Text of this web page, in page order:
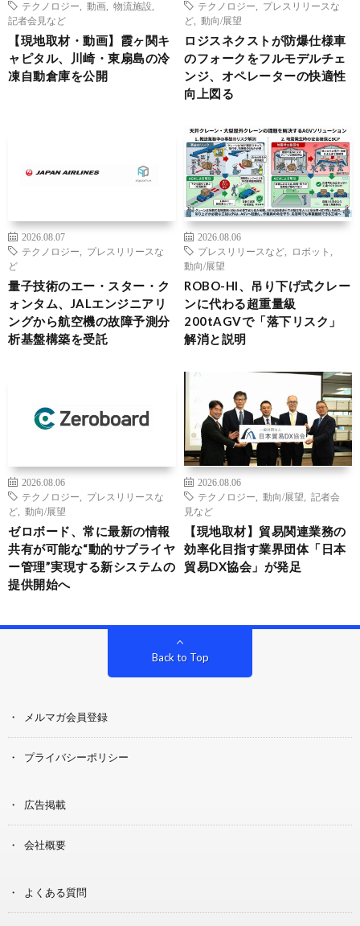
テクノロジー
動画 物流施設
記者会見など
【現地取材・動画】霞ヶ関キ
ャピタル、川崎・東扇島の冷
凍自動倉庫を公開
テクノロジー
プレスリリースな
ど
動向/展望
ロジスネクストが防爆仕様車
のフォークをフルモデルチェ
ンジ、オペレーターの快適性
向上図る
2026.08.07
テクノロジー
プレスリリースな
ど
量子技術のエー・スター・ク
ォンタム、JALエンジニアリ
ングから航空機の故障予測分
析基盤構築を受託
2026.08.06
プレスリリースなど
ロボット
動向/展望
ROBO-HI、吊り下げ式クレー
ンに代わる超重量級
200tAGVで「落下リスク」
解消と説明
2026.08.06
テクノロジー
プレスリリースな
ど
動向/展望
ゼロボード、常に最新の情報
共有が可能な“動的サプライヤ
ー管理”実現する新システムの
提供開始へ
2026.08.06
テクノロジー
動向/展望
記者会
見など
【現地取材】貿易関連業務の
効率化目指す業界団体「日本
貿易DX協会」が発足
Back to Top
メルマガ会員登録
プライバシーポリシー
広告掲載
会社概要
よくある質問